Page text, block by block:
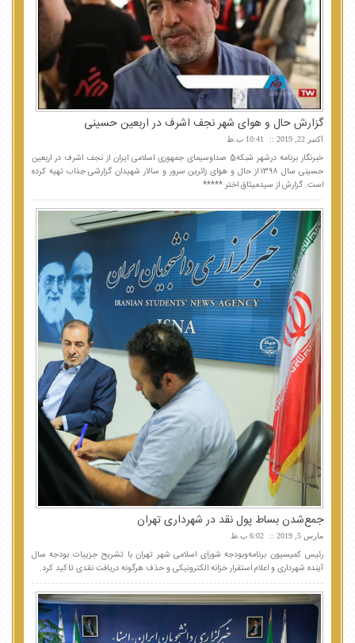
گزارش حال و هوای شهر نجف اشرف در اربعین حسینی
اکتبر 22, 2019 10:41 ب.ظ
خبرنگار برنامه درشهر شبکه5 صداوسیمای جمهوری اسلامی ایران از نجف اشرف در اربعین
حسینی سال ۱۳۹۸ از حال و هوای زائرین سرور و سالار شهیدان گزارشی جذاب تهیه کرده
است. گزارش از سیدمیثاق اختر *****
جمع‌شدن بساط پول نقد در شهرداری تهران
مارس 5, 2019 6:02 ب.ظ
رئیس کمیسیون برنامه‌وبودجه شورای اسلامی شهر تهران با تشریح جزییات بودجه سال
آینده شهرداری و اعلام استقرار خزانه الکترونیکی و حذف هرگونه دریافت نقدی تاکید کرد.